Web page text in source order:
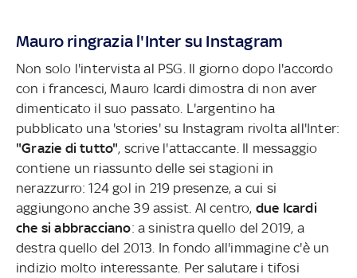
Mauro ringrazia l'Inter su Instagram
Non solo l'intervista al PSG. Il giorno dopo l'accordo
con i francesci, Mauro Icardi dimostra di non aver
dimenticato il suo passato. L'argentino ha
pubblicato una 'stories' su Instagram rivolta all'Inter:
"Grazie di tutto", scrive l'attaccante. Il messaggio
contiene un riassunto delle sei stagioni in
nerazzurro: 124 gol in 219 presenze, a cui si
aggiungono anche 39 assist. Al centro, due Icardi
che si abbracciano: a sinistra quello del 2019, a
destra quello del 2013. In fondo all'immagine c'è un
indizio molto interessante. Per salutare i tifosi